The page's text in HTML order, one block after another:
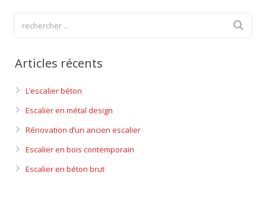
Articles récents
L’escalier béton
Escalier en métal design
Rénovation d’un ancien escalier
Escalier en bois contemporain
Escalier en béton brut